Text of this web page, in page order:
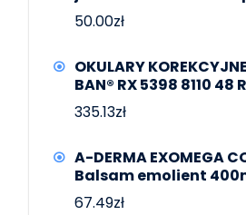
50.00zł
OKULARY
BAN® RX 5398 8110 48
335.13zł
A-DERMA EXOMEGA
Balsam emolient
67.49zł